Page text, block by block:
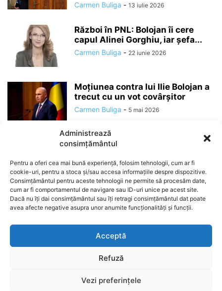
Administrează
consimțământul
Pentru a oferi cea mai bună experiență, folosim tehnologii, cum ar fi
cookie-uri, pentru a stoca și/sau accesa informațiile despre dispozitive.
Consimțământul pentru aceste tehnologii ne permite să procesăm date,
cum ar fi comportamentul de navigare sau ID-uri unice pe acest site.
Dacă nu îți dai consimțământul sau îți retragi consimțământul dat poate
avea afecte negative asupra unor anumite funcționalități și funcții.
Acceptă
Refuză
Vezi preferințele
Carmen Buliga - 13 iulie 2026
Război în PNL: Bolojan îi cere
capul Alinei Gorghiu, iar șefa...
Carmen Buliga - 22 iunie 2026
Moțiunea contra lui Ilie Bolojan a
trecut cu un vot covârșitor
Carmen Buliga - 5 mai 2026